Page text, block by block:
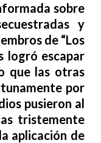
sobre
y
de “Los
logró escapar
que las otras
por
pusieron al
tristemente
aplicación de